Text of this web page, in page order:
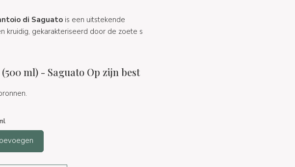
di Saguatois een uitstekende
kruidig, gekarakteriseerd door de zoete s
ml) - Saguato Op zijn best